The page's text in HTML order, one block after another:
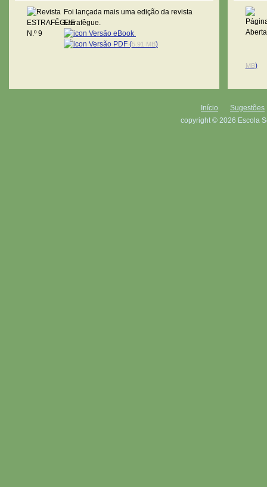
Foi lançada mais uma edição da revista
Estrafêgue.
Versão eBook
Versão PDF (5.91 MB)
MB)
Início
Sugestões
copyright © 2026 Escola